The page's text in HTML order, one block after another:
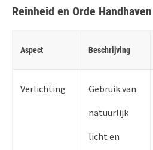
Reinheid en Orde Handhaven
Aspect Beschrijving
Verlichting
Gebruik van
natuurlijk
licht en